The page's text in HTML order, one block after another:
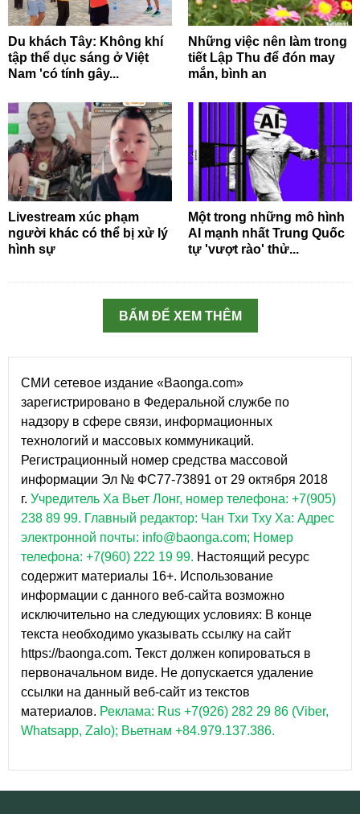
Du khách Tây: Không khí
tập thể dục sáng ở Việt
Nam 'có tính gây...
Những việc nên làm trong
tiết Lập Thu để đón may
mắn, bình an
Livestream xúc phạm
người khác có thể bị xử lý
hình sự
Một trong những mô hình
AI mạnh nhất Trung Quốc
tự 'vượt rào' thử...
BẤM ĐỂ XEM THÊM
СМИ сетевое издание «Baonga.com»
зарегистрировано в Федеральной службе по
надзору в сфере связи, информационных
технологий и массовых коммуникаций.
Регистрационный номер средства массовой
информации Эл № ФС77-73891 от 29 октября 2018
г. Учредитель Ха Вьет Лонг, номер телефона: +7(905)
238 89 99. Главный редактор: Чан Тхи Тху Ха: Адрес
электронной почты: info@baonga.com; Номер
телефона: +7(960) 222 19 99. Настоящий ресурс
содержит материалы 16+. Использование
информации с данного веб-сайта возможно
исключительно на следующих условиях: В конце
текста необходимо указывать ссылку на сайт
https://baonga.com. Текст должен копироваться в
первоначальном виде. Не допускается удаление
ссылки на данный веб-сайт из текстов
материалов. Реклама: Rus +7(926) 282 29 86 (Viber,
Whatsapp, Zalo); Вьетнам +84.979.137.386.